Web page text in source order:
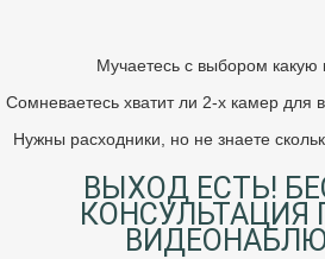
Мучаетесь с выбором какую
Сомневаетесь хватит ли 2-х камер для
Нужны расходники, но не знаете
ВЫХОД ЕСТЬ!
КОНСУЛЬТАЦИЯ